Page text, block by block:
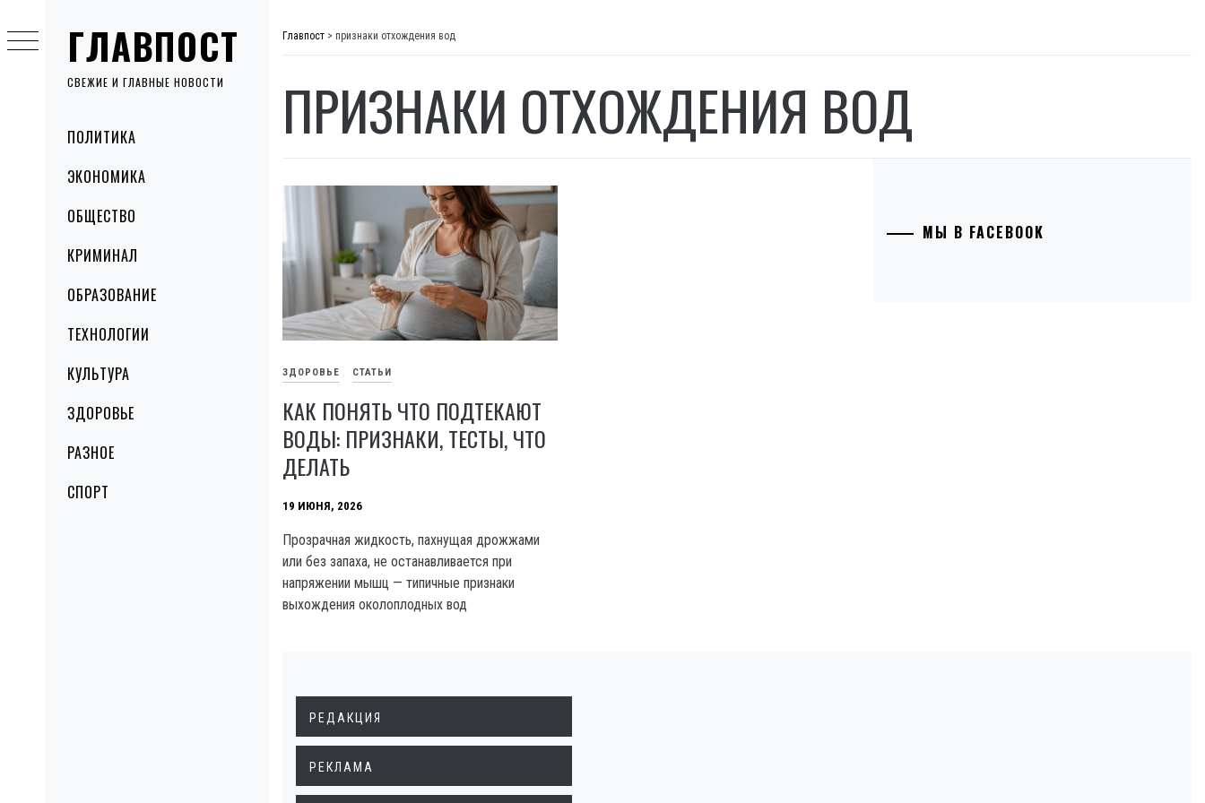
ГЛАВПОСТ
СВЕЖИЕ И ГЛАВНЫЕ НОВОСТИ
MenuПОЛИТИКА
ЭКОНОМИКА
ОБЩЕСТВО
КРИМИНАЛ
ОБРАЗОВАНИЕ
ТЕХНОЛОГИИ
КУЛЬТУРА
ЗДОРОВЬЕ
РАЗНОЕ
СПОРТ
to
content
Главпост > признаки отхождения вод
ПРИЗНАКИ ОТХОЖДЕНИЯ ВОД
ЗДОРОВЬЕ СТАТЬИ
КАК ПОНЯТЬ ЧТО ПОДТЕКАЮТ
ВОДЫ: ПРИЗНАКИ, ТЕСТЫ, ЧТО
ДЕЛАТЬ
19 ИЮНЯ, 2026
Прозрачная жидкость, пахнущая дрожжами
или без запаха, не останавливается при
напряжении мышц — типичные признаки
выхождения околоплодных вод
МЫ В FACEBOOK
РЕДАКЦИЯ
РЕКЛАМА